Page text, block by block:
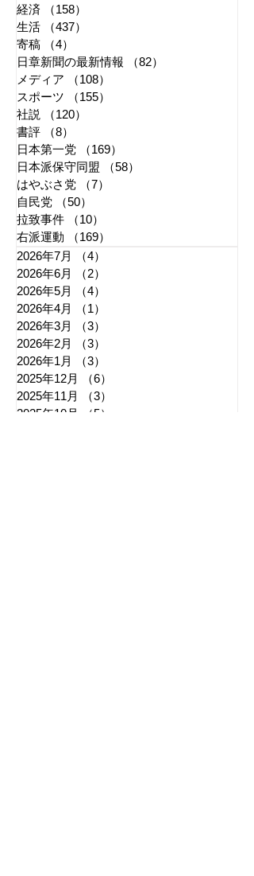
経済
（158）
生活
（437）
寄稿
（4）
日章新聞の最新情報
（82）
メディア
（108）
スポーツ
（155）
社説
（120）
書評
（8）
日本第一党
（169）
日本派保守同盟
（58）
はやぶさ党
（7）
自民党
（50）
拉致事件
（10）
右派運動
（169）
2026年7月
（4）
2026年6月
（2）
2026年5月
（4）
2026年4月
（1）
2026年3月
（3）
2026年2月
（3）
2026年1月
（3）
2025年12月
（6）
2025年11月
（3）
2025年10月
（5）